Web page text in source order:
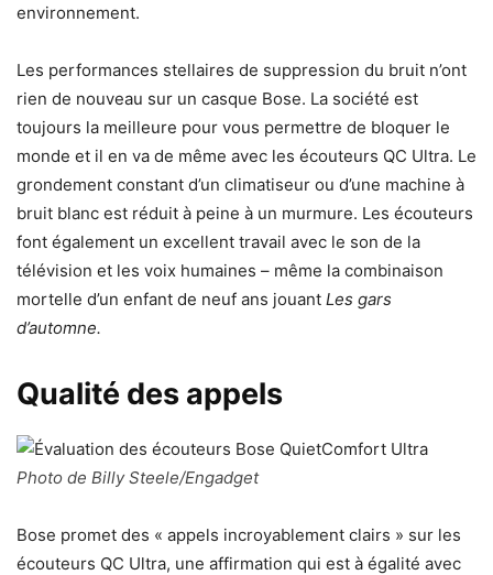
environnement.
Les performances stellaires de suppression du bruit n’ont
rien de nouveau sur un casque Bose. La société est
toujours la meilleure pour vous permettre de bloquer le
monde et il en va de même avec les écouteurs QC Ultra. Le
grondement constant d’un climatiseur ou d’une machine à
bruit blanc est réduit à peine à un murmure. Les écouteurs
font également un excellent travail avec le son de la
télévision et les voix humaines – même la combinaison
mortelle d’un enfant de neuf ans jouant Les gars
d’automne.
Qualité des appels
Photo de Billy Steele/Engadget
Bose promet des « appels incroyablement clairs » sur les
écouteurs QC Ultra, une affirmation qui est à égalité avec